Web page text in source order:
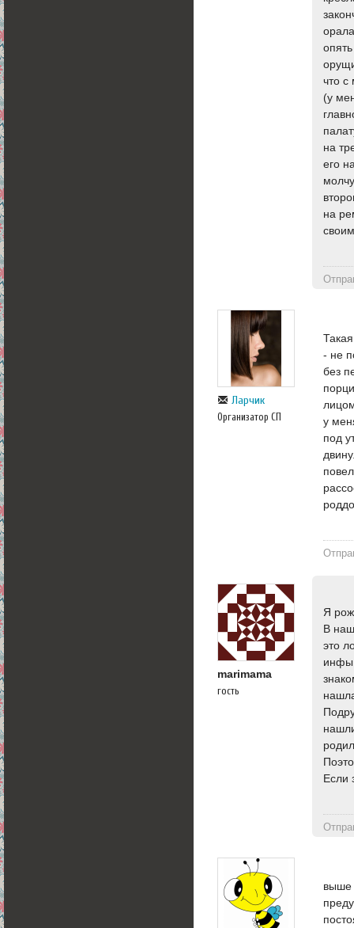
что с
(у
на
его
на
Ларчик
Организатор СП
- не
без
у
под
marimama
гость
Я
В
это
инфы
Если
выше